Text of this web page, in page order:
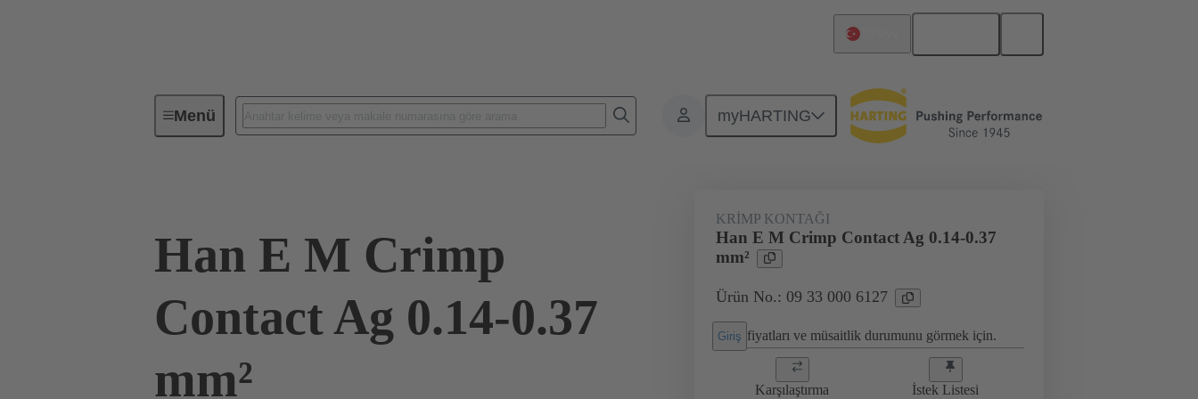
Menü myHARTING
Endüstriyel konnektörler / Han® Kontaklar Elektriksel 09 33 000 6127
Han E M Crimp
Contact Ag 0.14-0.37
mm²
KRIMP KONTAĞI
Han E M Crimp Contact Ag 0.14-0.37
mm²
Ürün No.: 09 33 000 6127
Giriş fiyatları ve müsaitlik durumunu görmek için.
Karşılaştırma İstek Listesi